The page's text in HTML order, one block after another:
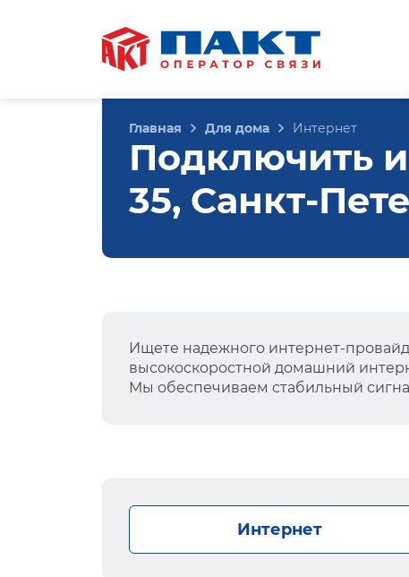
Главная Для дома Интернет
Подключить
35, Санкт-
Ищете надежного интернет-
высокоскоростной домашний
Мы обеспечиваем стабильный
Интернет